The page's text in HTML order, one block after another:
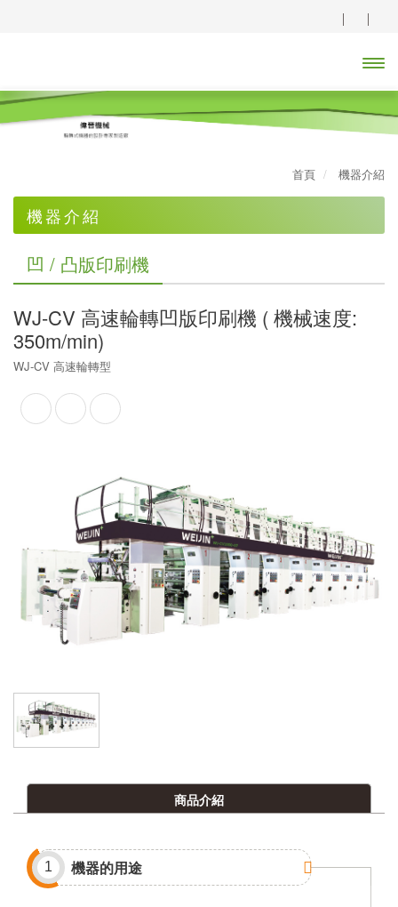
主選
首頁 機器介紹
機器介紹
大捲徑專用高速分條機
凹 / 凸版印刷機
無溶劑貼合機
乾式貼合機
複合機
PE / PP淋膜機
分條機 / 分切機
複捲檢查機
壓花機
凹 / 凸版印刷機
WJ-CV 高速輪轉凹版印刷機 ( 機械速度:
350m/min)
WJ-CV 高速輪轉型
商品介紹
1 機器的用途